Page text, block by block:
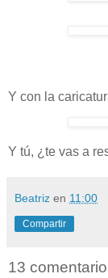
Y con la
Y tú, ¿te vas a
Beatriz en 11:00
Compartir
13